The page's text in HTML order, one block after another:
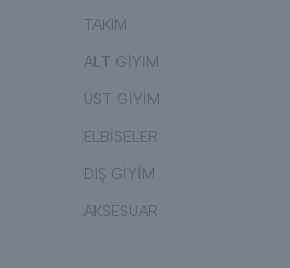
TAKIM
ALT GİYİM
ÜST GİYİM
ELBİSELER
DIŞ GİYİM
AKSESUAR